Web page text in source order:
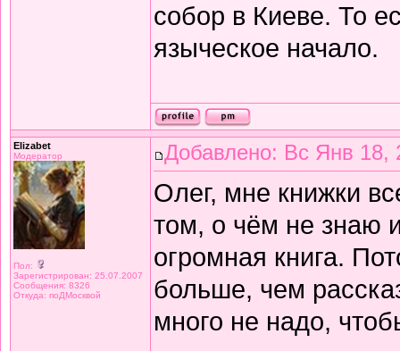
собор в Киеве. То
языческое начало.
Elizabet
Модератор
Пол:
Зарегистрирован: 25.07.2007
Сообщения: 8326
Откуда: поДМосквой
Добавлено: Вс Янв 18,
Олег, мне книжки
том, о чём не знаю
огромная книга.
больше, чем
много не надо,